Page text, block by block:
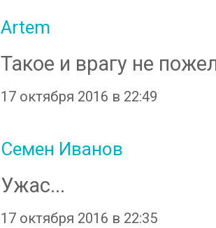
Artem
Такое и врагу не
17 октября 2016 в 22:49
Семен Иванов
Ужас...
17 октября 2016 в 22:35